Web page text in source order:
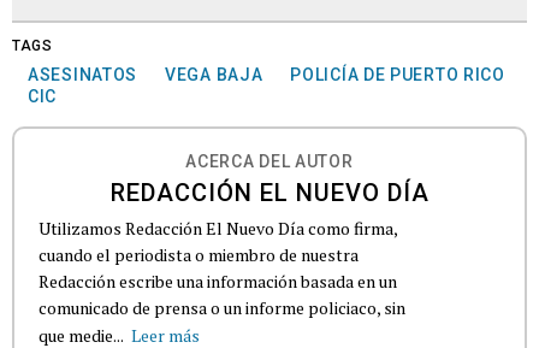
TAGS
ASESINATOS VEGA BAJA
POLICÍA DE PUERTO RICO
CIC
ACERCA DEL AUTOR
REDACCIÓN EL NUEVO DÍA
Utilizamos Redacción El Nuevo Día como firma,
cuando el periodista o miembro de nuestra
Redacción escribe una información basada en un
comunicado de prensa o un informe policiaco, sin
que medie... Leer más